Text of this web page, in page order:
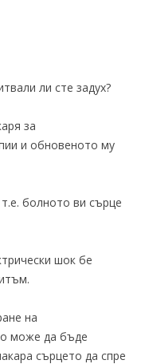
ли сте задух?
за
и обновеното му
болното ви сърце
шок бе
на
може да бъде
сърцето да спре